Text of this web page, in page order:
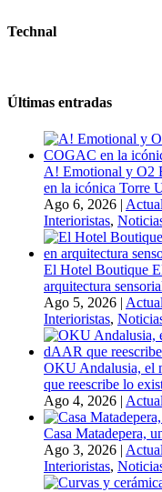
Technal
Últimas entradas
A! Emotional y O2
en la icónica Torre
Ago 6, 2026 |
Interioristas,
El Hotel Boutique
arquitectura
Ago 5, 2026 |
Interioristas,
OKU Andalusia, el
que reescribe lo
Ago 4, 2026 |
Casa Matadepera,
Ago 3, 2026 |
Interioristas,